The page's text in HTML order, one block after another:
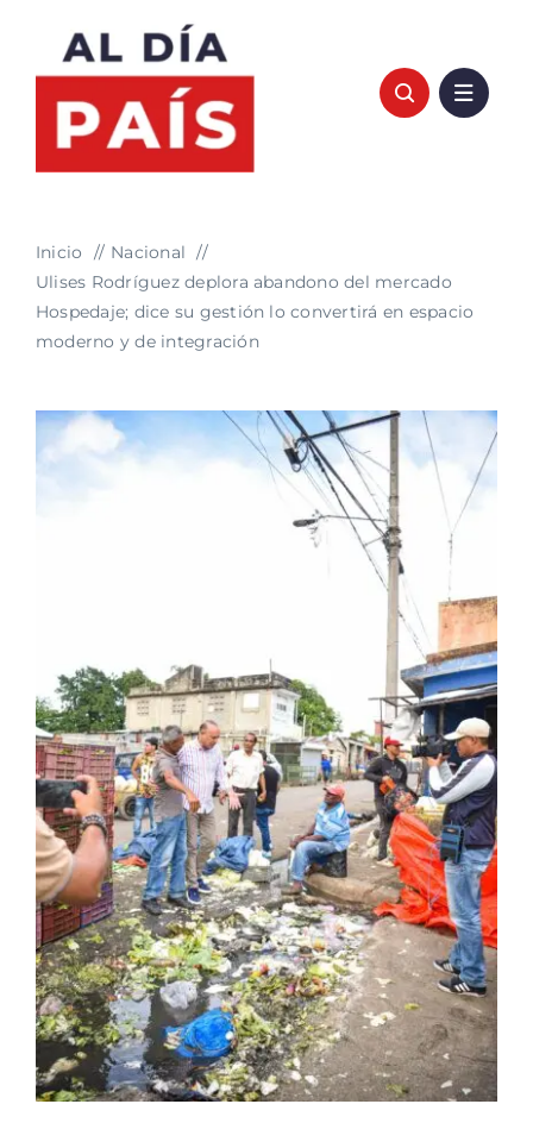
contenido
Inicio
Nacional
Ulises Rodríguez deplora abandono del mercado
Hospedaje; dice su gestión lo convertirá en espacio
moderno y de integración